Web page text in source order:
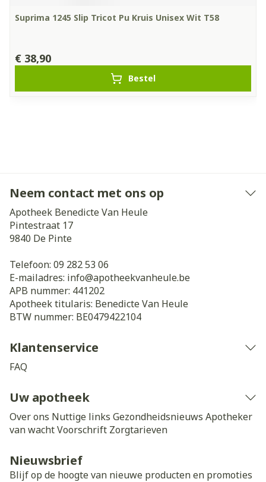
Suprima 1245 Slip Tricot Pu Kruis Unisex Wit T58
€ 38,90
Bestel
Neem contact met ons op
Apotheek Benedicte Van Heule
Pintestraat 17
9840 De Pinte
Telefoon: 09 282 53 06
E-mailadres: info@apotheekvanheule.be
APB nummer: 441202
Apotheek titularis: Benedicte Van Heule
BTW nummer: BE0479422104
Klantenservice
FAQ
Uw apotheek
Over ons Nuttige links Gezondheidsnieuws Apotheker
van wachtVoorschrift Zorgtarieven
Nieuwsbrief
Blijf op de hoogte van nieuwe producten en promoties